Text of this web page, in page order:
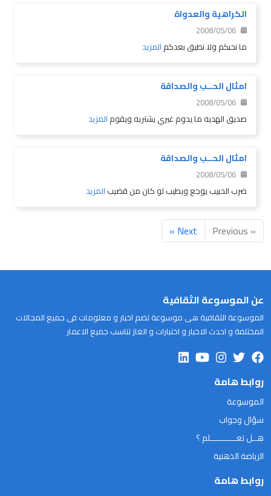
الكراهية والعدواة
2008/05/06
ما نحبكم ولا نطيق بعدكم المزيد
امثال الحــب والصداقة
2008/05/06
صديق الهديه ما يدوم غيري يشتريه ويقوم المزيد
امثال الحــب والصداقة
2008/05/06
ضرب الحبيب يوجع ويطيب لو كان من قضيب المزيد
« Previous
Next »
عن الموسوعة الثقافية
الموسوعة الثقافية هى موسوعة تضم اخبار و معلومات فى جميع المجالات
المختلفة و احدث الاخبار و اختبارات و الغاز تناسب جميع الاعمار
روابط هامة
الموسوعة
سؤال وجواب
هــل تعـــــــــــلم ؟
الرياضة الذهنية
روابط هامة